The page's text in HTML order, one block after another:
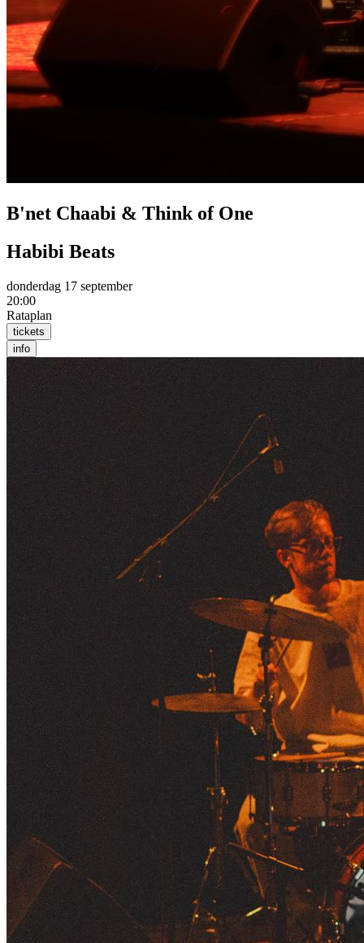
B'net Chaabi & Think of One
Habibi Beats
donderdag 17 september
20:00
Rataplan
tickets
info